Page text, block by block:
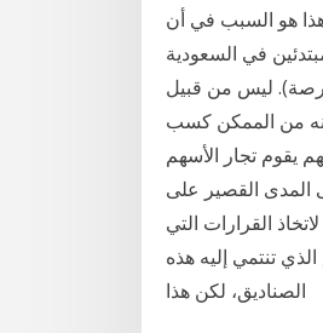
هو السبب في أن
في السعودية
ليس من قبيل
من الممكن كسب
يقوم تجار الأسهم
المدى القصير على
لاتخاذ القرارات التي
تنتمي إليه هذه
الصناديق، لكن هذا